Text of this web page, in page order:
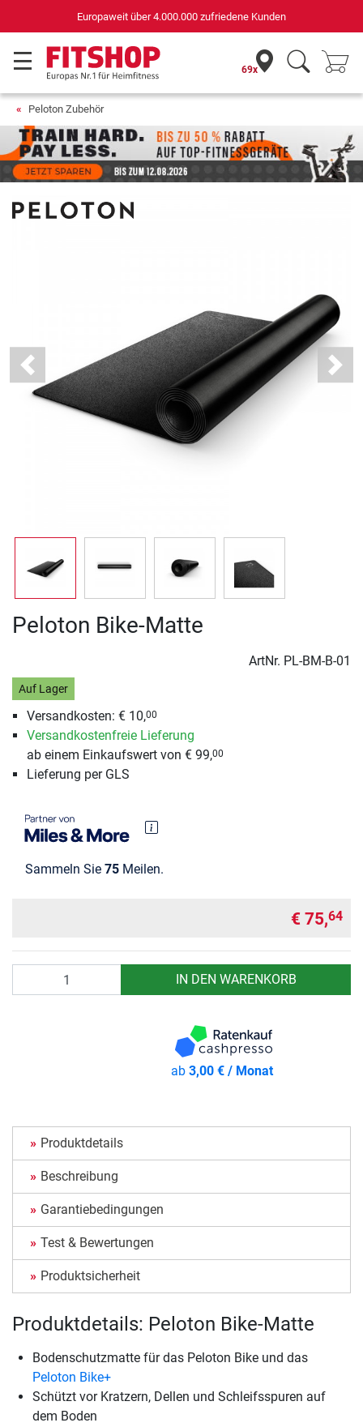
Europaweit über 4.000.000 zufriedene Kunden
69x
Peloton Zubehör
Previous Next
Peloton Bike-Matte
ArtNr. PL-BM-B-01
Auf Lager
Versandkosten: € 10,00
Versandkostenfreie Lieferung
ab einem Einkaufswert von € 99,00
Lieferung per GLS
Sammeln Sie 75 Meilen.
€ 75,64
IN DEN WARENKORB
ab3,00 € / Monat
Produktdetails
Beschreibung
Garantiebedingungen
Test & Bewertungen
Produktsicherheit
Produktdetails: Peloton Bike-Matte
Bodenschutzmatte für das Peloton Bike und das
Peloton Bike+
Schützt vor Kratzern, Dellen und Schleifsspuren auf
dem Boden